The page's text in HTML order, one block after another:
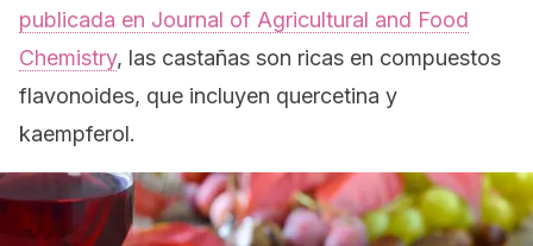
publicada en Journal of Agricultural and Food
Chemistry, las castañas son ricas en compuestos
flavonoides, que incluyen quercetina y
kaempferol.